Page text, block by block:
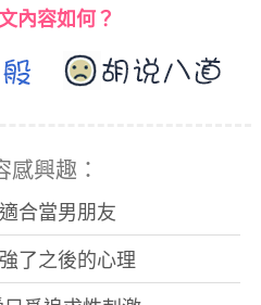
內容如何？
感興趣：
合當男朋友
了之後的心理